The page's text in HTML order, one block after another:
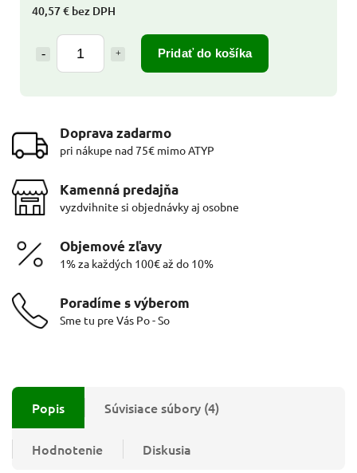
40,57 € bez DPH
Pridať do košíka
Doprava zadarmo
pri nákupe nad 75€ mimo ATYP
Kamenná predajňa
vyzdvihnite si objednávky aj osobne
Objemové zľavy
1% za každých 100€ až do 10%
Poradíme s výberom
Sme tu pre Vás Po - So
Popis Súvisiace súbory (4)
Hodnotenie Diskusia